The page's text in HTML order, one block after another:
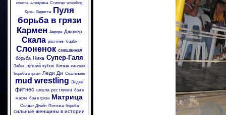
никита аленушка Стингер wrestling
Крэш
Беретта
Пуля
борьба в грязи
Кармен Аврора Джокер
Скала рестлинг барби
Слоненок смешанная
борьба Ника Супер-Галя
Зайка летний кубок Китана женская
борьба в грязи
Леди Ди Скальпель
mud wrestling Энджи
фитнес школа рестлинга бои в
масле бои в грязи Матрица
Солдат Джейн Пяточка борьба
сильные женщины в истории